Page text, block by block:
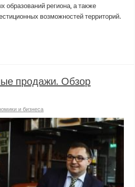
образований региона, а также
возможностей территорий.
продажи. Обзор
и бизнеса